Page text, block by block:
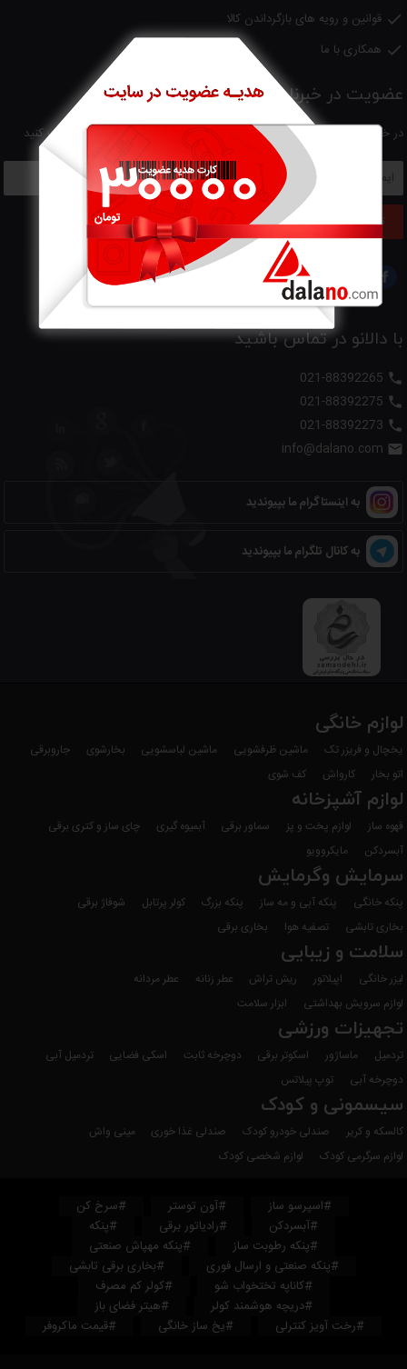
 قوانین و رویه های بازگرداندن کالا
 همکاری با ما
عضویت در خبرنامه
در خبرنامه عضو شوید و جدیدترین اخبار و تخفیفات را در ایمیل خود دریافت کنید
تایید ایمیل
با دالانو در تماس باشید




به اینستاگرام ما بپیوندید
به کانال تلگرام ما بپیوندید
لوازم خانگی
یخچال و فریزر تک ماشین ظرفشویی ماشین لباسشویی بخارشوی
جاروبرقی
اتو بخار
کارواش کف شوی
لوازم آشپزخانه
قهوه ساز لوازم پخت و پز سماور برقی آبمیوه گیری
چای ساز و کتری برقی
آبسردکن
مایکروویو
سرمایش وگرمایش
پنکه خانگی پنکه آبی و مه ساز پنکه بزرگ کولر پرتابل
شوفاژ برقی
بخاری تابشی
تصفیه هوا بخاری برقی
سلامت و زیبایی
لیزر خانگی اپیلاتور ریش تراش عطر زنانه
عطر مردانه
لوازم سرویش بهداشتی
ابزار سلامت
تجهیزات ورزشی
تردمیل ماساژور اسکوتر برقی دوچرخه ثابت اسکی فضایی
تردمیل آبی
دوچرخه آبی
توپ پیلاتس
سیسمونی و کودک
کالسکه و کریر صندلی خودرو کودک صندلی غذا خوری
مینی واش
لوازم سرگرمی کودک
لوازم شخصی کودک
#اسپرسو ساز #آون توستر
#سرخ کن
#آبسردکن
#رادیاتور برقی
#پنکه
#پنکه رطوبت ساز
#پنکه مهپاش صنعتی
#پنکه صنعتی و ارسال فوری
#بخاری برقی تابشی
#کاناپه تختخواب شو
#کولر کم مصرف
#دریچه هوشمند کولر
#هیتر فضای باز
#رخت آویز کنترلی
#یخ ساز خانگی #قیمت ماکروفر